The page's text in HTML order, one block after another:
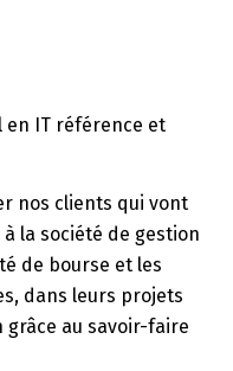
en IT référence et
nos clients qui vont
la société de gestion
de bourse et les
dans leurs projets
grâce au savoir-faire